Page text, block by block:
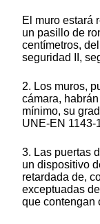
El muro estará
un pasillo de
centímetros,
seguridad II,
2. Los muros,
cámara,
mínimo, su
UNE-EN 1143-
3. Las puertas
un dispositivo
retardada de,
exceptuadas
que contengan